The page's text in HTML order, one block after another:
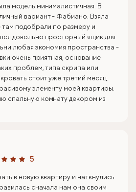
модель минималистичная. В
вариант - Фабиано. Взяла
подобрали по размеру и
довольно просторный ящик для
любая экономия пространства -
очень приятная, основание
проблем, типа скрипа или
стоит уже третий месяц.
элементу моей квартиры.
спальную комнату декором из
5
в новую квартиру и наткнулись
сначала нам она своим